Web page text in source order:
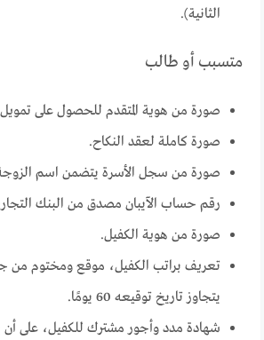
الثانية).
متسبب أو طالب
صورة من هوية المتقدم للحصول على تمويل
صورة كاملة لعقد النكاح.
صورة من سجل الأسرة يتضمن اسم
رقم حساب الآيبان مصدق من البنك
صورة من هوية الكفيل.
تعريف براتب الكفيل، موقع ومختوم من
يتجاوز تاريخ توقيعه 60 يومًا.
شهادة مدد وأجور مشترك للكفيل، على أن